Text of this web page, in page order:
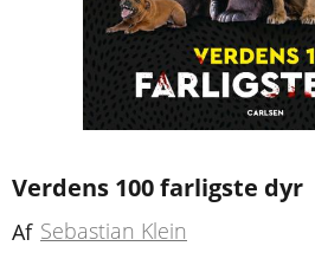
Verdens 100 farligste dyr
Af Sebastian Klein